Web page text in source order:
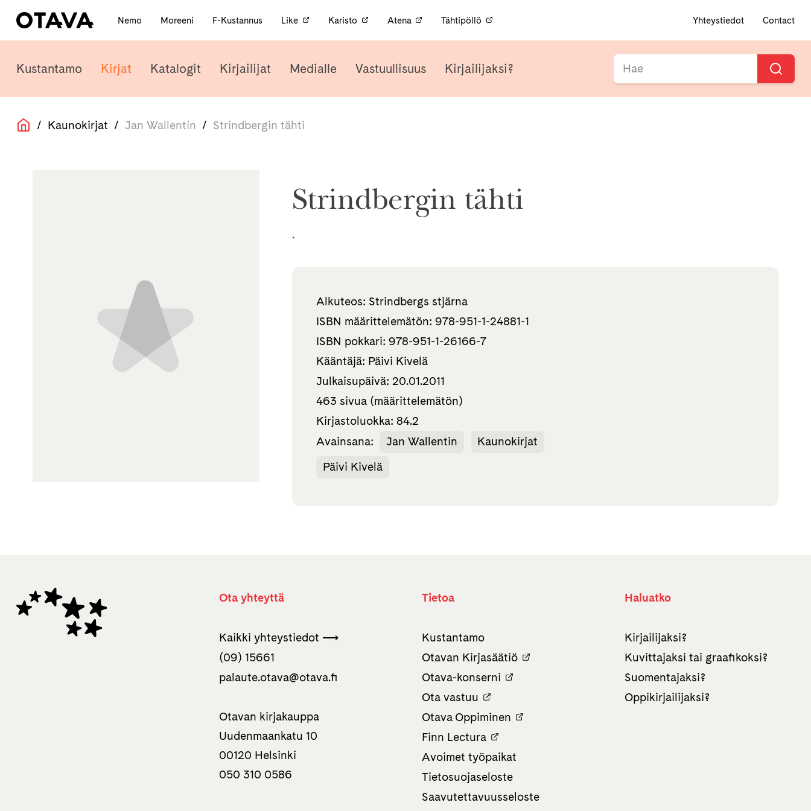
Nemo Moreeni F-Kustannus Like Karisto Atena Tähtipöllö Yhteystiedot Contact
Kustantamo Kirjat Katalogit Kirjailijat Medialle Vastuullisuus Kirjailijaksi?
/ Kaunokirjat / Jan Wallentin / Strindbergin tähti
Strindbergin tähti
.
Alkuteos: Strindbergs stjärna
ISBN määrittelemätön: 978-951-1-24881-1
ISBN pokkari: 978-951-1-26166-7
Kääntäjä: Päivi Kivelä
Julkaisupäivä: 20.01.2011
463 sivua (määrittelemätön)
Kirjastoluokka: 84.2
Avainsana:
Jan Wallentin
Kaunokirjat
Päivi Kivelä
Ota yhteyttä
Kaikki yhteystiedot ⟶
(09) 15661
palaute.otava­@otava.fi
Otavan kirjakauppa
Uudenmaankatu 10
00120 Helsinki
050 310 0586
Tietoa
Kustantamo
Otavan Kirjasäätiö
Otava-konserni
Ota vastuu
Otava Oppiminen
Finn Lectura
Avoimet työpaikat
Tietosuojaseloste
Saavutettavuusseloste
Haluatko
Kirjailijaksi?
Kuvittajaksi tai graafikoksi?
Suomentajaksi?
Oppikirjailijaksi?